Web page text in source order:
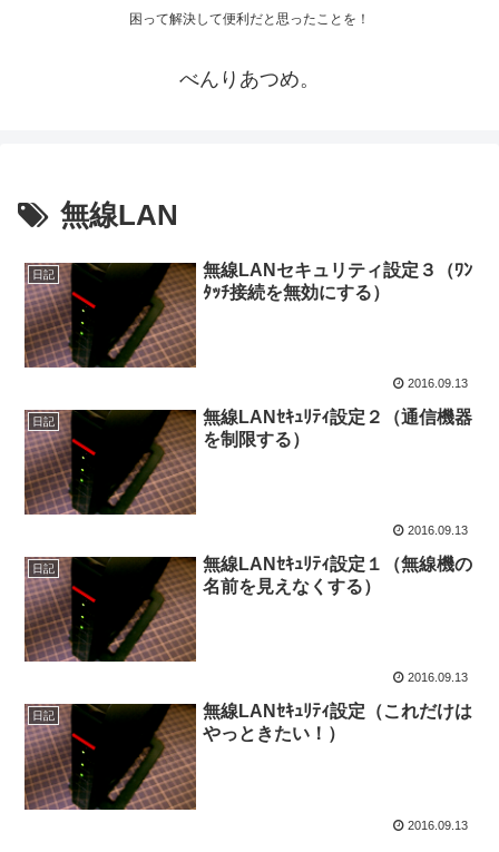
困って解決して便利だと思ったことを！
べんりあつめ。
無線LAN
日記
無線LANセキュリティ設定３（ﾜﾝ
ﾀｯﾁ接続を無効にする）
2016.09.13
日記
無線LANｾｷｭﾘﾃｨ設定２（通信機器
を制限する）
2016.09.13
日記
無線LANｾｷｭﾘﾃｨ設定１（無線機の
名前を見えなくする）
2016.09.13
日記
無線LANｾｷｭﾘﾃｨ設定（これだけは
やっときたい！）
2016.09.13